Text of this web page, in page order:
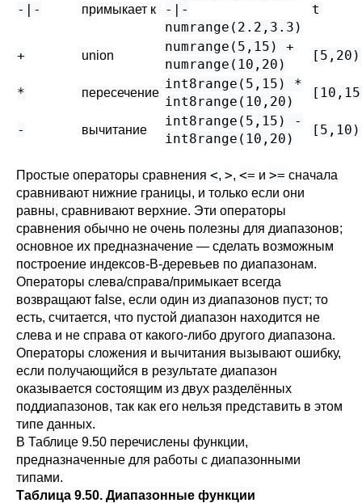
-|- примыкает к
-|-
numrange(2.2,3.3)
t
+ union
numrange(5,15) +
numrange(10,20)
[5,20)
* пересечение
int8range(5,15) *
int8range(10,20)
- вычитание
int8range(5,15) -
int8range(10,20)
[5,10)
Простые операторы сравнения <, >, <= и >= сначала
сравнивают нижние границы, и только если они
равны, сравнивают верхние. Эти операторы
сравнения обычно не очень полезны для диапазонов;
основное их предназначение — сделать возможным
построение индексов-B-деревьев по диапазонам.
Операторы слева/справа/примыкает всегда
возвращают false, если один из диапазонов пуст; то
есть, считается, что пустой диапазон находится не
слева и не справа от какого-либо другого диапазона.
Операторы сложения и вычитания вызывают ошибку,
если получающийся в результате диапазон
оказывается состоящим из двух разделённых
поддиапазонов, так как его нельзя представить в этом
типе данных.
В Таблице 9.50 перечислены функции,
предназначенные для работы с диапазонными
типами.
Таблица 9.50. Диапазонные функции